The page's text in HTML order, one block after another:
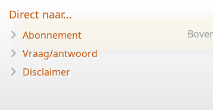
Direct naar...
Abonnement
Vraag/antwoord
Disclaimer